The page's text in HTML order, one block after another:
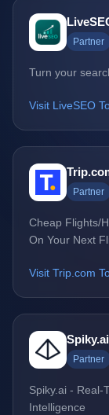
Partner
Turn your
Visit LiveSEO
Partner
Cheap Flights/
On Your Next
Visit Trip.com
Spiky.ai
Partner
Spiky.ai - Real-
Intelligence